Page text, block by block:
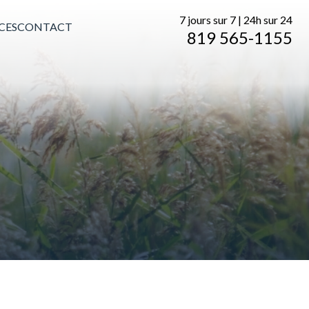
CONTACT
7 jours sur 7 | 24h sur 24
819 565-1155